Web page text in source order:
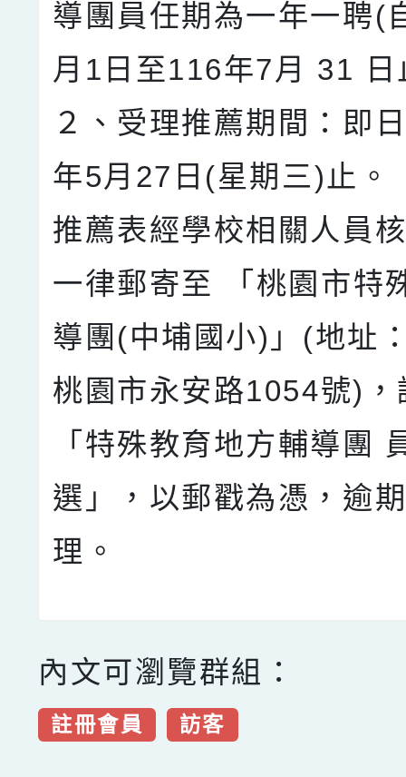
導團員任期為一年一聘(
月1日至116年7月 31 日
２、受理推薦期間：即
年5月27日(星期三)止。
推薦表經學校相關人員
一律郵寄至 「桃園市特
導團(中埔國小)」(地址
桃園市永安路1054號)，
「特殊教育地方輔導團
選」，以郵戳為憑，逾
理。
內文可瀏覽群組：
註冊會員 訪客